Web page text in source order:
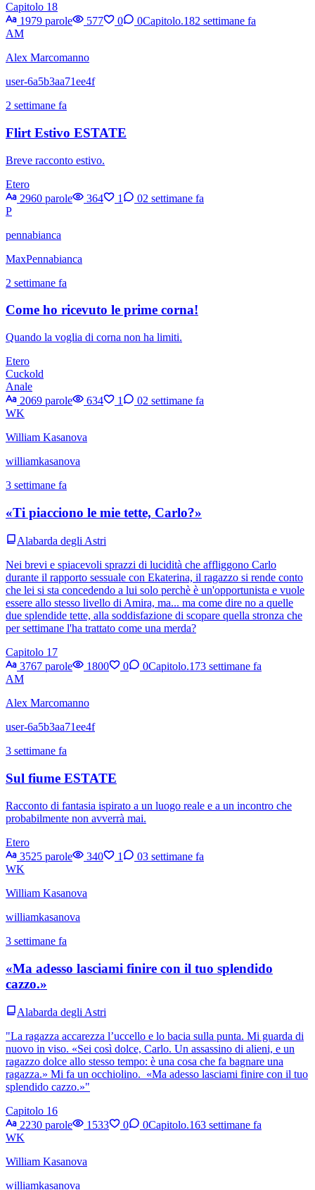
Capitolo 18
1979 parole
577 0 0Capitolo.182 settimane fa
AM
Alex Marcomanno
user-6a5b3aa71ee4f
2 settimane fa
Flirt Estivo ESTATE
Breve racconto estivo.
Etero
2960 parole
364 1 02 settimane fa
P
pennabianca
MaxPennabianca
2 settimane fa
Come ho ricevuto le prime corna!
Quando la voglia di corna non ha limiti.
Etero
Cuckold
Anale
2069 parole
634 1 02 settimane fa
WK
William Kasanova
williamkasanova
3 settimane fa
«Ti piacciono le mie tette, Carlo?»
Alabarda degli Astri
Nei brevi e spiacevoli sprazzi di lucidità che affliggono Carlo
durante il rapporto sessuale con Ekaterina, il ragazzo si rende conto
che lei si sta concedendo a lui solo perchè è un'opportunista e vuole
essere allo stesso livello di Amira, ma... ma come dire no a quelle
due splendide tette, alla soddisfazione di scopare quella stronza che
per settimane l'ha trattato come una merda?
Capitolo 17
3767 parole
1800 0 0Capitolo.173 settimane fa
AM
Alex Marcomanno
user-6a5b3aa71ee4f
3 settimane fa
Sul fiume ESTATE
Racconto di fantasia ispirato a un luogo reale e a un incontro che
probabilmente non avverrà mai.
Etero
3525 parole
340 1 03 settimane fa
WK
William Kasanova
williamkasanova
3 settimane fa
«Ma adesso lasciami finire con il tuo splendido
cazzo.»
Alabarda degli Astri
"La ragazza accarezza l’uccello e lo bacia sulla punta. Mi guarda di
nuovo in viso. «Sei così dolce, Carlo. Un assassino di alieni, e un
ragazzo dolce allo stesso tempo: è una cosa che fa bagnare una
ragazza.» Mi fa un occhiolino. «Ma adesso lasciami finire con il tuo
splendido cazzo.»"
Capitolo 16
2230 parole
1533 0 0Capitolo.163 settimane fa
WK
William Kasanova
williamkasanova